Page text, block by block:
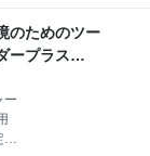
のためのツー
ープラス
ー
読